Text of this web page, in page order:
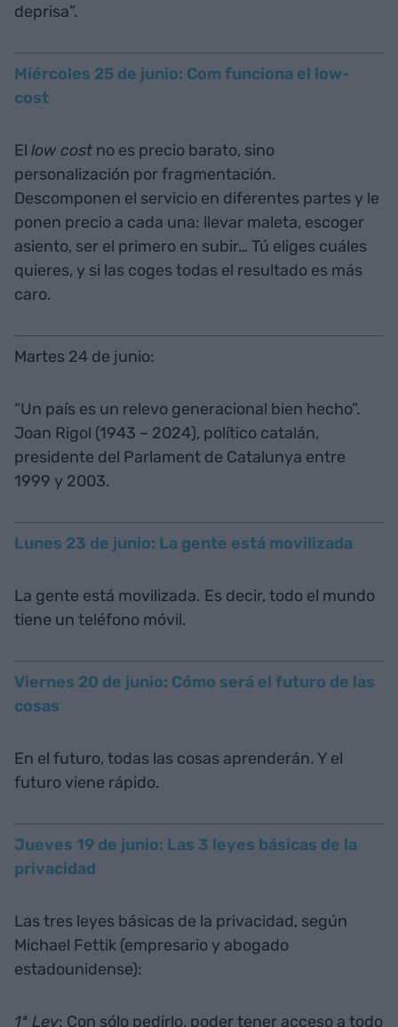
deprisa”.
Miércoles 25 de junio: Com funciona el low-
cost
El low cost no es precio barato, sino
personalización por fragmentación.
Descomponen el servicio en diferentes partes y le
ponen precio a cada una: llevar maleta, escoger
asiento, ser el primero en subir… Tú eliges cuáles
quieres, y si las coges todas el resultado es más
caro.
Martes 24 de junio:
“Un país es un relevo generacional bien hecho”.
Joan Rigol (1943 – 2024), político catalán,
presidente del Parlament de Catalunya entre
1999 y 2003.
Lunes 23 de junio: La gente está movilizada
La gente está movilizada. Es decir, todo el mundo
tiene un teléfono móvil.
Viernes 20 de junio: Cómo será el futuro de las
cosas
En el futuro, todas las cosas aprenderán. Y el
futuro viene rápido.
Jueves 19 de junio: Las 3 leyes básicas de la
privacidad
Las tres leyes básicas de la privacidad, según
Michael Fettik (empresario y abogado
estadounidense):
1ª Ley: Con sólo pedirlo, poder tener acceso a todo